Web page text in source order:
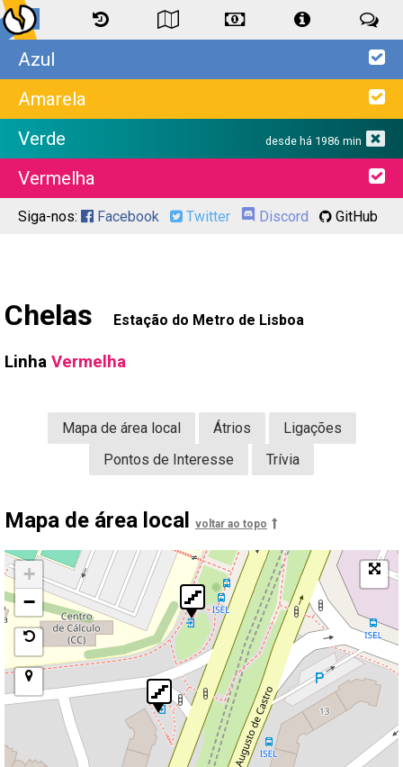
Azul
Amarela
Verde
desde há 1986 min
Vermelha
Siga-nos: Facebook Twitter Discord GitHub
Chelas Estação do Metro de Lisboa
Linha Vermelha
Mapa de área local Átrios
Ligações
Pontos de Interesse
Trívia
Mapa de área local voltar ao topo
+
−